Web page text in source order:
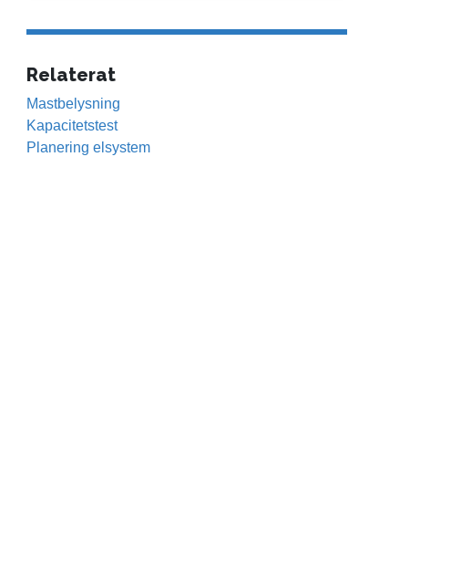
Relaterat
Mastbelysning
Kapacitetstest
Planering elsystem